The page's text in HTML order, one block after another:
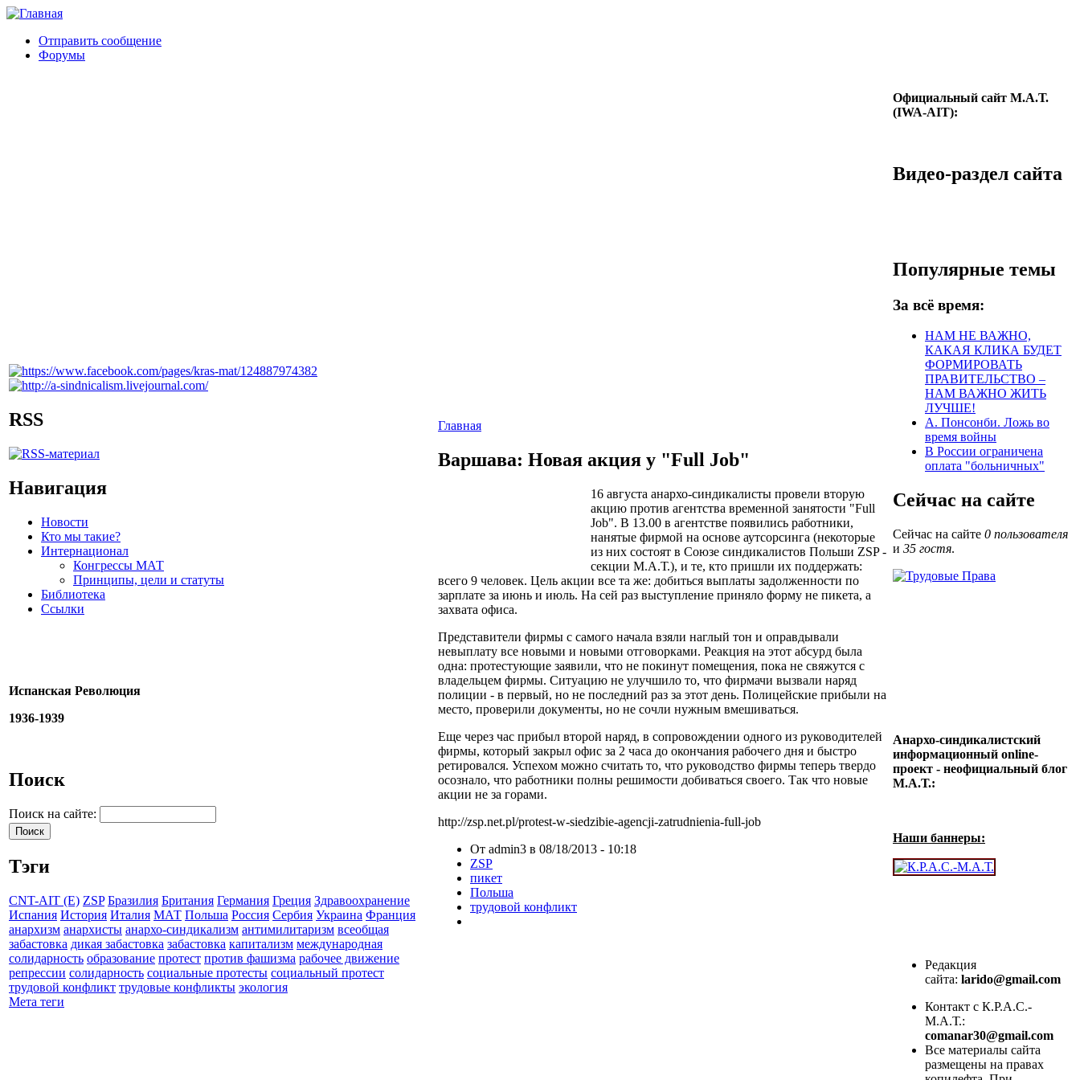
Отправить сообщение
Форумы
RSS
Навигация
Новости
Кто мы такие?
Интернационал
Конгрессы МАТ
Принципы, цели и статуты
Библиотека
Ссылки
Испанская Революция
1936-1939
Поиск
Поиск на сайте:
Тэги
CNT-AIT (E) ZSP Бразилия Британия Германия Греция Здравоохранение
Испания История Италия МАТ Польша Россия Сербия Украина Франция
анархизм анархисты анархо-синдикализм антимилитаризм всеобщая
забастовка дикая забастовка забастовка капитализм международная
солидарность образование протест против фашизма рабочее движение
репрессии солидарность социальные протесты социальный протест
трудовой конфликт трудовые конфликты экология
Мета теги
Главная
Варшава: Новая акция у "Full Job"
16 августа анархо-синдикалисты провели вторую
акцию против агентства временной занятости "Full
Job". В 13.00 в агентстве появились работники,
нанятые фирмой на основе аутсорсинга (некоторые
из них состоят в Союзе синдикалистов Польши ZSP -
секции М.А.Т.), и те, кто пришли их поддержать:
всего 9 человек. Цель акции все та же: добиться выплаты задолженности по
зарплате за июнь и июль. На сей раз выступление приняло форму не пикета, а
захвата офиса.
Представители фирмы с самого начала взяли наглый тон и оправдывали
невыплату все новыми и новыми отговорками. Реакция на этот абсурд была
одна: протестующие заявили, что не покинут помещения, пока не свяжутся с
владельцем фирмы. Ситуацию не улучшило то, что фирмачи вызвали наряд
полиции - в первый, но не последний раз за этот день. Полицейские прибыли на
место, проверили документы, но не сочли нужным вмешиваться.
Еще через час прибыл второй наряд, в сопровождении одного из руководителей
фирмы, который закрыл офис за 2 часа до окончания рабочего дня и быстро
ретировался. Успехом можно считать то, что руководство фирмы теперь твердо
осознало, что работники полны решимости добиваться своего. Так что новые
акции не за горами.
http://zsp.net.pl/protest-w-siedzibie-agencji-zatrudnienia-full-job
От admin3 в 08/18/2013 - 10:18
ZSP
пикет
Польша
трудовой конфликт
Официальный сайт М.А.Т.
(IWA-AIT):
Видео-раздел сайта
Популярные темы
За всё время:
НАМ НЕ ВАЖНО,
КАКАЯ КЛИКА БУДЕТ
ФОРМИРОВАТЬ
ПРАВИТЕЛЬСТВО –
НАМ ВАЖНО ЖИТЬ
ЛУЧШЕ!
А. Понсонби. Ложь во
время войны
В России ограничена
оплата "больничных"
Сейчас на сайте
Сейчас на сайте 0 пользователя
и 35 гостя.
Анархо-синдикалистский
информационный online-
проект - неофициальный блог
М.А.Т.:
Наши баннеры:
Редакция
сайта: larido@gmail.com
Контакт с К.Р.А.С.-
М.А.Т.:
comanar30@gmail.com
Все материалы сайта
размещены на правах